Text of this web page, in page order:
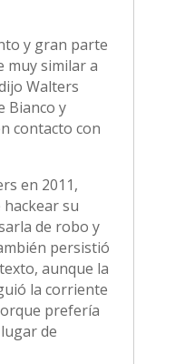
y gran parte
muy similar a
Walters
Bianco y
contacto con
en 2011,
su
de robo y
persistió
aunque la
la corriente
prefería
de